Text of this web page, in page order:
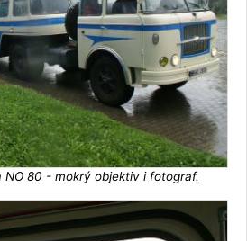
NO 80 - mokrý objektiv i fotograf.